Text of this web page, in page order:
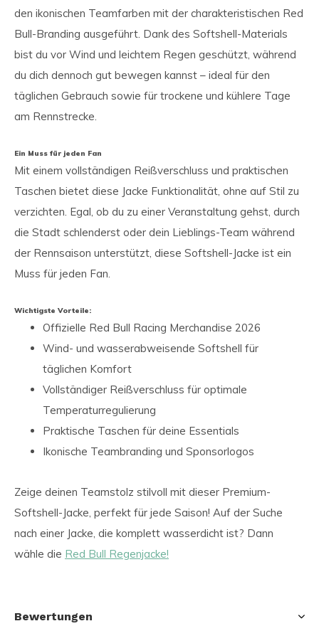
den ikonischen Teamfarben mit der charakteristischen Red
Bull-Branding ausgeführt. Dank des Softshell-Materials
bist du vor Wind und leichtem Regen geschützt, während
du dich dennoch gut bewegen kannst – ideal für den
täglichen Gebrauch sowie für trockene und kühlere Tage
am Rennstrecke.
Ein Muss für jeden Fan
Mit einem vollständigen Reißverschluss und praktischen
Taschen bietet diese Jacke Funktionalität, ohne auf Stil zu
verzichten. Egal, ob du zu einer Veranstaltung gehst, durch
die Stadt schlenderst oder dein Lieblings-Team während
der Rennsaison unterstützt, diese Softshell-Jacke ist ein
Muss für jeden Fan.
Wichtigste Vorteile:
Offizielle Red Bull Racing Merchandise 2026
Wind- und wasserabweisende Softshell für
täglichen Komfort
Vollständiger Reißverschluss für optimale
Temperaturregulierung
Praktische Taschen für deine Essentials
Ikonische Teambranding und Sponsorlogos
Zeige deinen Teamstolz stilvoll mit dieser Premium-
Softshell-Jacke, perfekt für jede Saison! Auf der Suche
nach einer Jacke, die komplett wasserdicht ist? Dann
wähle die Red Bull Regenjacke!
Bewertungen